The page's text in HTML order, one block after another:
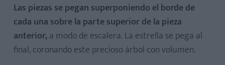
Las piezas se pegan superponiendo el borde de
cada una sobre la parte superior de la pieza
anterior,a modo de escalera. La estrella se pega al
final, coronando este precioso árbol con volumen.